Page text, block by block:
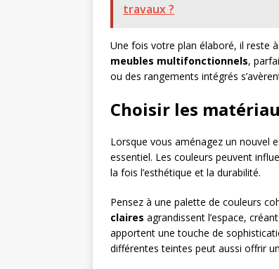
travaux ?
Une fois votre plan élaboré, il reste
meubles multifonctionnels,
ou des rangements intégrés
Choisir les
Lorsque vous aménagez un nouvel
essentiel. Les couleurs peuvent
la fois l’esthétique et la durabilité.
Pensez à une palette de couleurs
claires agrandissent l’espace,
apportent une touche de
différentes teintes peut aussi offrir